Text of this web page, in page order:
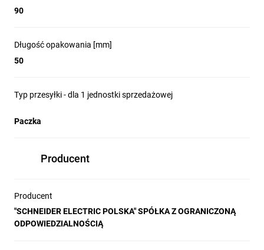
90
Długość opakowania [mm]
50
Typ przesyłki - dla 1 jednostki sprzedażowej
Paczka
Producent
Producent
"SCHNEIDER ELECTRIC POLSKA" SPÓŁKA Z OGRANICZONĄ
ODPOWIEDZIALNOŚCIĄ